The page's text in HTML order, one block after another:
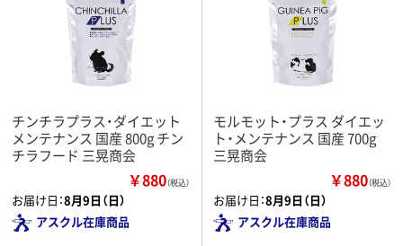
チンチラプラス・ダイエット
メンテナンス 国産 800g チン
チラフード 三晃商会
￥880（税込）
お届け日：8月9日（日）
アスクル在庫商品
モルモット・プラス ダイエッ
ト・メンテナンス 国産 700g
三晃商会
￥880（税込）
お届け日：8月9日（日）
アスクル在庫商品